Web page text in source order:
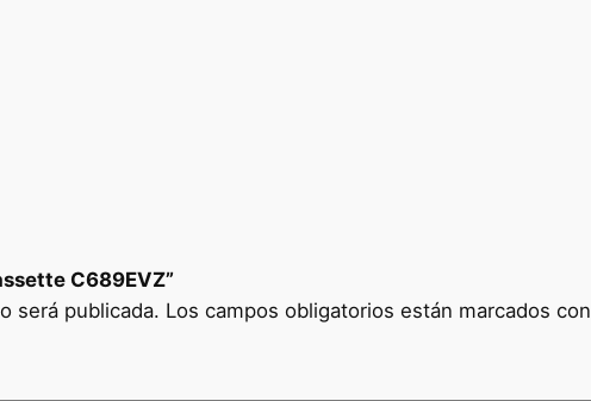
C689EVZ”
será publicada. Los campos obligatorios están marcados con